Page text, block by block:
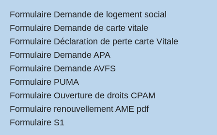
Formulaire Demande de logement social
Formulaire Demande de carte vitale
Formulaire Déclaration de perte carte Vitale
Formulaire Demande APA
Formulaire Demande AVFS
Formulaire PUMA
Formulaire Ouverture de droits CPAM
Formulaire renouvellement AME pdf
Formulaire S1